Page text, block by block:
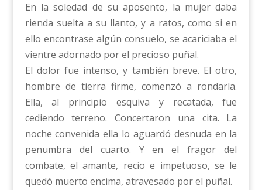
En la soledad de su aposento, la mujer daba
rienda suelta a su llanto, y a ratos, como si en
ello encontrase algún consuelo, se acariciaba el
vientre adornado por el precioso puñal.
El dolor fue intenso, y también breve. El otro,
hombre de tierra firme, comenzó a rondarla.
Ella, al principio esquiva y recatada, fue
cediendo terreno. Concertaron una cita. La
noche convenida ella lo aguardó desnuda en la
penumbra del cuarto. Y en el fragor del
combate, el amante, recio e impetuoso, se le
quedó muerto encima, atravesado por el puñal.